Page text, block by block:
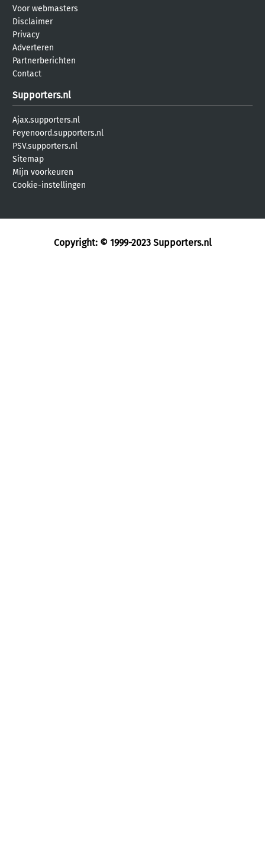
Voor webmasters
Disclaimer
Privacy
Adverteren
Partnerberichten
Contact
Supporters.nl
Ajax.supporters.nl
Feyenoord.supporters.nl
PSV.supporters.nl
Sitemap
Mijn voorkeuren
Cookie-instellingen
Copyright: © 1999-2023 Supporters.nl